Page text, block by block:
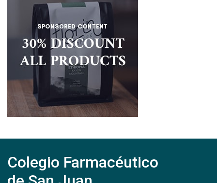
Colegio Farmacéutico